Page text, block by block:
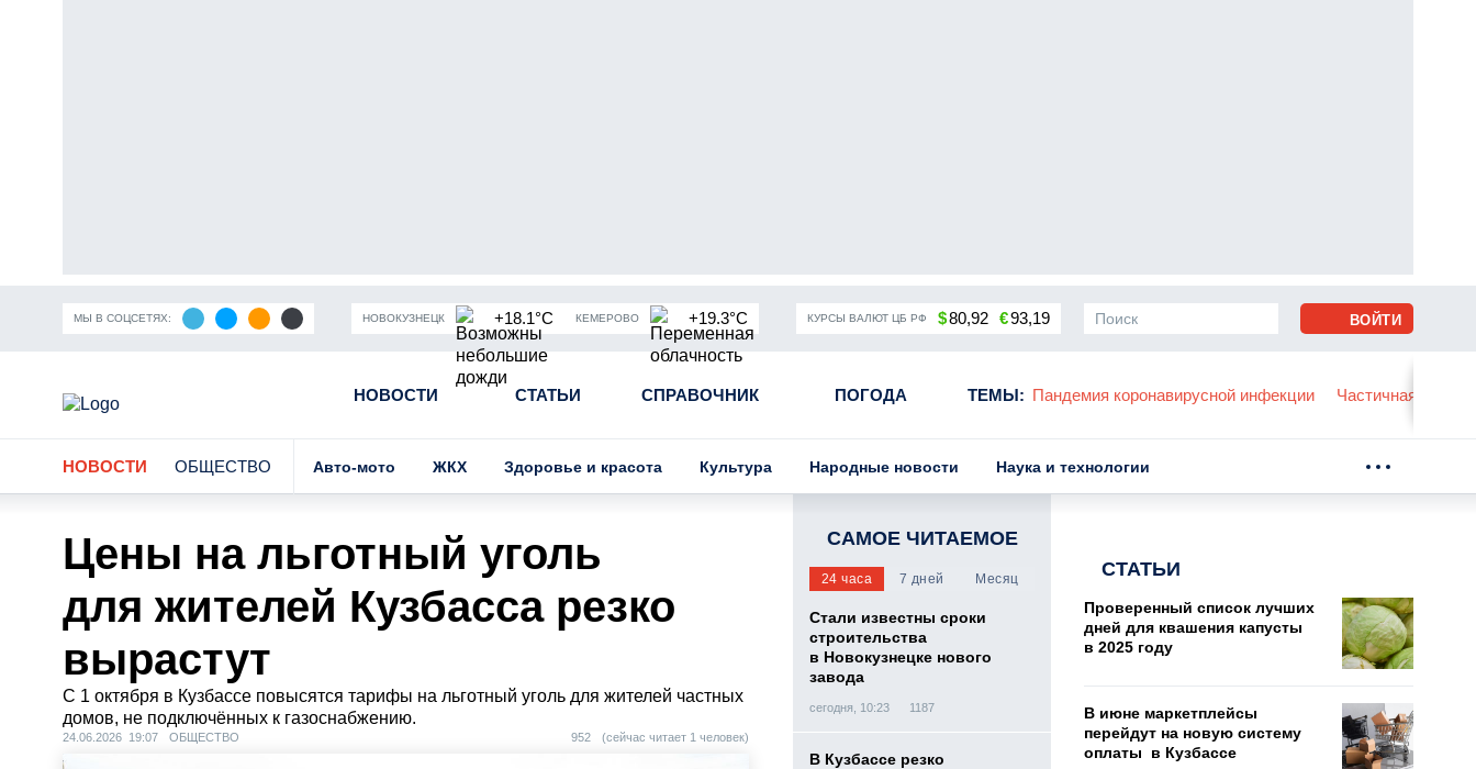
МЫ В СОЦСЕТЯХ: НОВОКУЗНЕЦК +18.1°C КЕМЕРОВО +19.3°C КУРСЫ ВАЛЮТ ЦБ РФ $80,92 €93,19
НОВОСТИ СТАТЬИ СПРАВОЧНИК ПОГОДА ТЕМЫ:
Кузбасса Пандемия коронавирусной инфекции Частичная мобилизация в России Угольная промышленность Кузбасса Пандемия коронавирусной инфекции Частичная
ВОЙТИ
НОВОСТИ ОБЩЕСТВО Авто-мото ЖКХ Здоровье и красота Культура Народные новости Наука и технологии
Цены на льготный уголь
для жителей Кузбасса резко
вырастут
С 1 октября в Кузбассе повысятся тарифы на льготный уголь для жителей частных
домов, не подключённых к газоснабжению.
24.06.2026 19:07 ОБЩЕСТВО 952 (сейчас читает 1 человек)
САМОЕ ЧИТАЕМОЕ
24 часа 7 дней Месяц
Стали известны сроки
строительства
в Новокузнецке нового
завода
сегодня, 10:23 1187
В Кузбассе резко
СТАТЬИ
Проверенный список лучших
дней для квашения капусты
в 2025 году
В июне маркетплейсы
перейдут на новую систему
оплаты в Кузбассе